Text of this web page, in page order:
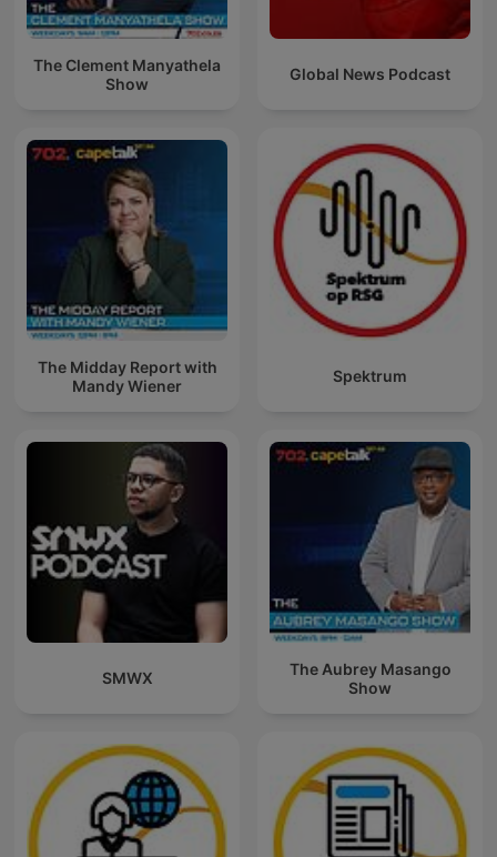
The Clement Manyathela
Show
Global News Podcast
The Midday Report with
Mandy Wiener
Spektrum
SMWX
The Aubrey Masango
Show